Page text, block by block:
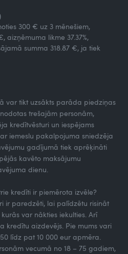
300 € uz 3 mēnešiem,
aizņēmuma likme 37.37%,
summa 318.87 €, ja tiek
var tikt uzsākts parāda piedziņas
trešajām personām,
kredītvēsturi un iespējams
iemeslu pakalpojuma sniedzēja
gadījumā tiek aprēķināti
kavēto maksājumu
dienu.
kredīti ir piemērota izvēle?
ir paredzēti, lai palīdzētu risināt
var nākties iekulties. Arī
kredītu aizdevējs. Pie mums vari
līdz pat 10 000 eur apmēra.
vecumā no 18 – 75 gadiem,